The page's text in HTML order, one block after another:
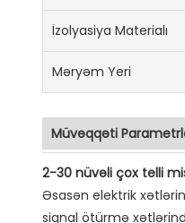
İzolyasiya Materialı
Məryəm Yeri
Müvəqqəti
2-30 nüvəli çox telli
Əsasən elektrik
siqnal ötürmə